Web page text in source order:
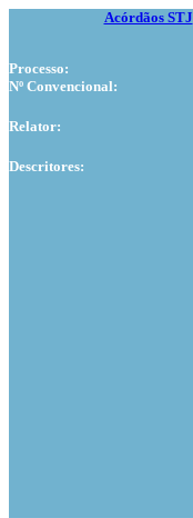
Acórdãos STJ
Processo:
Nº Convencional:
Relator:
Descritores: